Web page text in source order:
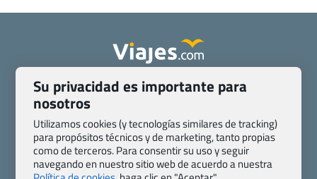
Quienes somos
Contacto
Pasaporte, Visado, Salud y otras disposiciones específicas
Blog de Viajes.com
Registro de agencias
Preguntas frecuentes
Condiciones generales
Política de privacidad y cookies
Transparencia
Todas las páginas – sitemap
Su privacidad es importante para
nosotros
Utilizamos cookies (y tecnologías similares de tracking)
para propósitos técnicos y de marketing, tanto propias
como de terceros. Para consentir su uso y seguir
navegando en nuestro sitio web de acuerdo a nuestra